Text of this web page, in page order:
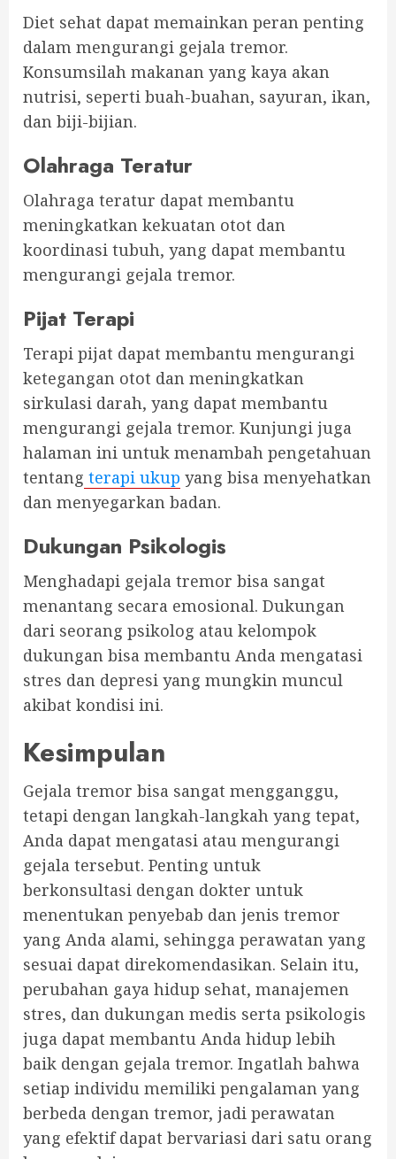
Diet sehat dapat memainkan peran penting
dalam mengurangi gejala tremor.
Konsumsilah makanan yang kaya akan
nutrisi, seperti buah-buahan, sayuran, ikan,
dan biji-bijian.
Olahraga Teratur
Olahraga teratur dapat membantu
meningkatkan kekuatan otot dan
koordinasi tubuh, yang dapat membantu
mengurangi gejala tremor.
Pijat Terapi
Terapi pijat dapat membantu mengurangi
ketegangan otot dan meningkatkan
sirkulasi darah, yang dapat membantu
mengurangi gejala tremor. Kunjungi juga
halaman ini untuk menambah pengetahuan
tentang terapi ukup yang bisa menyehatkan
dan menyegarkan badan.
Dukungan Psikologis
Menghadapi gejala tremor bisa sangat
menantang secara emosional. Dukungan
dari seorang psikolog atau kelompok
dukungan bisa membantu Anda mengatasi
stres dan depresi yang mungkin muncul
akibat kondisi ini.
Kesimpulan
Gejala tremor bisa sangat mengganggu,
tetapi dengan langkah-langkah yang tepat,
Anda dapat mengatasi atau mengurangi
gejala tersebut. Penting untuk
berkonsultasi dengan dokter untuk
menentukan penyebab dan jenis tremor
yang Anda alami, sehingga perawatan yang
sesuai dapat direkomendasikan. Selain itu,
perubahan gaya hidup sehat, manajemen
stres, dan dukungan medis serta psikologis
juga dapat membantu Anda hidup lebih
baik dengan gejala tremor. Ingatlah bahwa
setiap individu memiliki pengalaman yang
berbeda dengan tremor, jadi perawatan
yang efektif dapat bervariasi dari satu orang